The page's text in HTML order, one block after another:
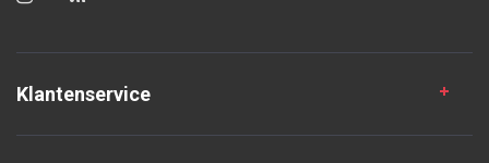
Klantenservice